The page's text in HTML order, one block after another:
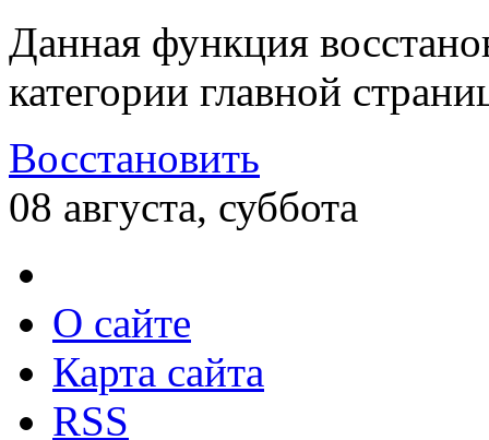
Данная функция
категории главной
Восстановить
08 августа, суббота
О сайте
Карта сайта
RSS